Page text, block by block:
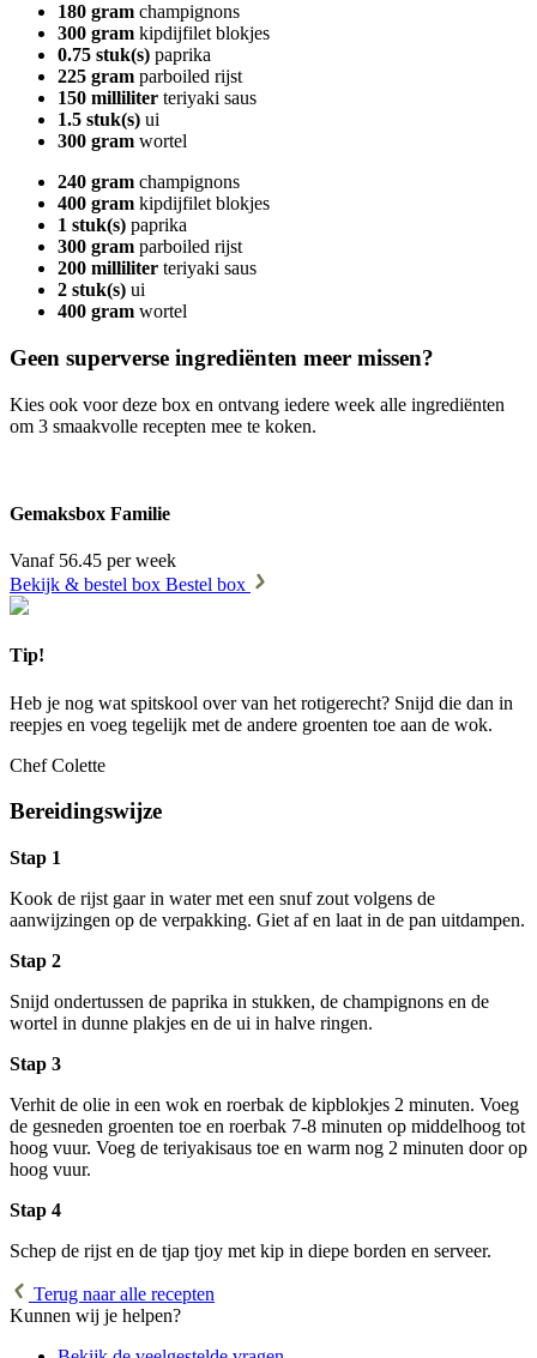
180 gram champignons
300 gram kipdijfilet blokjes
0.75 stuk(s) paprika
225 gram parboiled rijst
150 milliliter teriyaki saus
1.5 stuk(s) ui
300 gram wortel
240 gram champignons
400 gram kipdijfilet blokjes
1 stuk(s) paprika
300 gram parboiled rijst
200 milliliter teriyaki saus
2 stuk(s) ui
400 gram wortel
Geen superverse ingrediënten meer missen?
Kies ook voor deze box en ontvang iedere week alle ingrediënten
om 3 smaakvolle recepten mee te koken.
Gemaksbox Familie
Vanaf 56.45 per week
Bekijk & bestel box Bestel box
Tip!
Heb je nog wat spitskool over van het rotigerecht? Snijd die dan in
reepjes en voeg tegelijk met de andere groenten toe aan de wok.
Chef Colette
Bereidingswijze
Stap 1
Kook de rijst gaar in water met een snuf zout volgens de
aanwijzingen op de verpakking. Giet af en laat in de pan uitdampen.
Stap 2
Snijd ondertussen de paprika in stukken, de champignons en de
wortel in dunne plakjes en de ui in halve ringen.
Stap 3
Verhit de olie in een wok en roerbak de kipblokjes 2 minuten. Voeg
de gesneden groenten toe en roerbak 7-8 minuten op middelhoog tot
hoog vuur. Voeg de teriyakisaus toe en warm nog 2 minuten door op
hoog vuur.
Stap 4
Schep de rijst en de tjap tjoy met kip in diepe borden en serveer.
Terug naar alle recepten
Kunnen wij je helpen?